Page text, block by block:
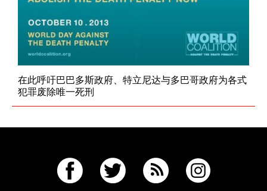
在此呼吁巴巴多斯政府、特立尼达与多巴哥政府为各式
犯罪废除唯一死刑